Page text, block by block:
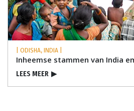
| ODISHA, INDIA |
Inheemse stammen van India
LEES MEER ▶